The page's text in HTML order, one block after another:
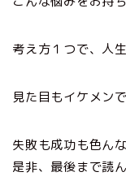
考え方１つで、人
見た目もイケメン
失敗も成功も色ん
是非、最後まで読